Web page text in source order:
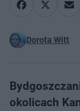
Dorota Witt
okolicach